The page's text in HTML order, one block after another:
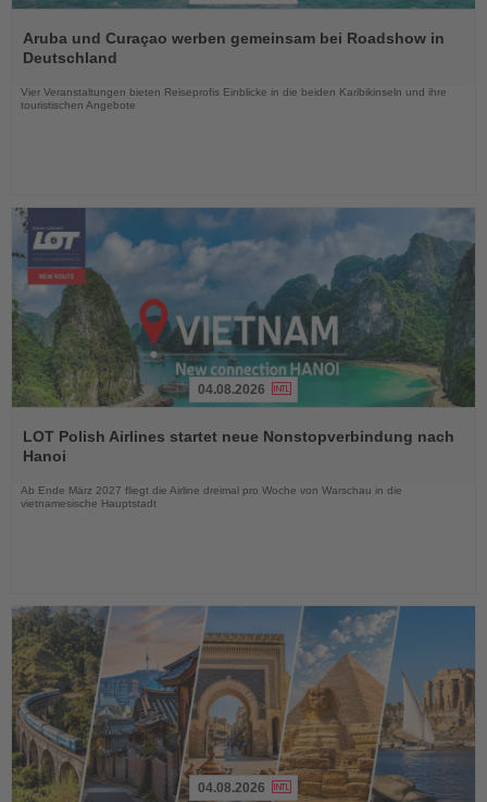
Sie
die
Aruba und Curaçao werben gemeinsam bei Roadshow in
Deutschland
Vier Veranstaltungen bieten Reiseprofis Einblicke in die beiden Karibikinseln und ihre
touristischen Angebote
Sie
die
04.08.2026
LOT Polish Airlines startet neue Nonstopverbindung nach
Hanoi
Ab Ende März 2027 fliegt die Airline dreimal pro Woche von Warschau in die
vietnamesische Hauptstadt
04.08.2026